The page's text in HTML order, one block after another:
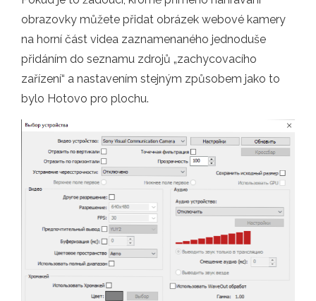
obrazovky můžete přidat obrázek webové kamery
na horní část videa zaznamenaného jednoduše
přidáním do seznamu zdrojů „zachycovacího
zařízení“ a nastavením stejným způsobem jako to
bylo Hotovo pro plochu.